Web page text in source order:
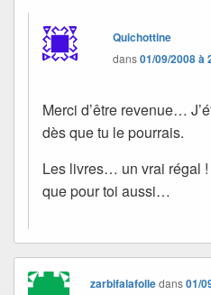
Quichottine
dans01/09/2008 à
Merci d’être revenue…
dès que tu le pourrais.
Les livres… un vrai régal
que pour toi aussi…
zarbifalafolledans01/